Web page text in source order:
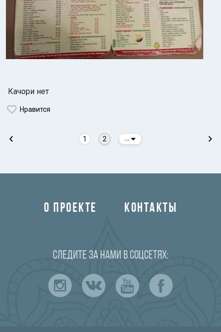
Качори нет
Нравится
1 2
О ПРОЕКТЕ КОНТАКТЫ
Следите за нами в соцсетях: